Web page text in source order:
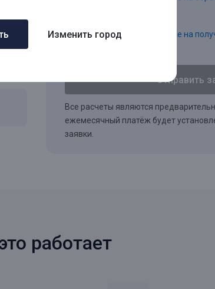
Изменить город
Подтверждаю
согласие на
Отправить
Все расчеты являются
ежемесячный платёж будет
заявки.
работает